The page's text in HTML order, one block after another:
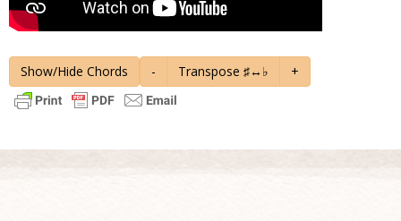
Show/Hide Chords - Transpose ♯↔♭ +